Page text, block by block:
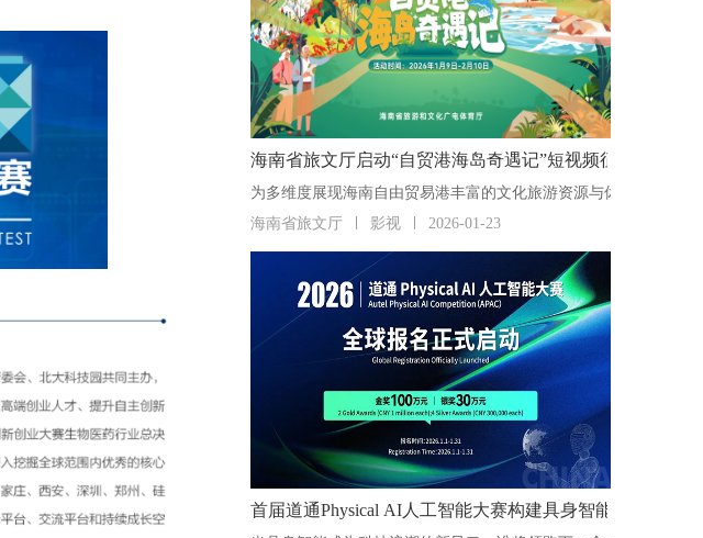
海南省旅文厅启动“自贸港海岛奇遇记”短视频征集活动
海南省旅文厅 影视 2026-01-23
首届道通Physical AI人工智能大赛构建具身智能“人才朋友